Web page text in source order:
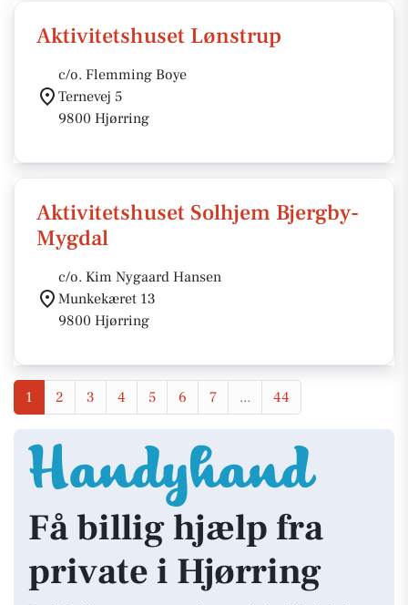
Aktivitetshuset Lønstrup
c/o. Flemming Boye
Ternevej 5
9800 Hjørring
Aktivitetshuset Solhjem Bjergby-
Mygdal
c/o. Kim Nygaard Hansen
Munkekæret 13
9800 Hjørring
1 2 3 4 5 6 7 ... 44
Få billig hjælp fra
private i Hjørring